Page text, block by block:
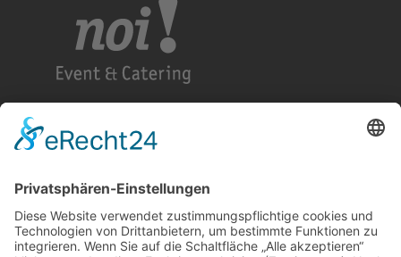
KETTE&SCHUSS GASTRONOMIE
MONFORTS QUARTIER